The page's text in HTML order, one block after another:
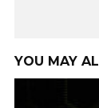
YOU MAY